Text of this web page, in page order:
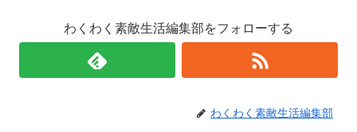
わくわく素敵生活編集部をフォローする
わくわく素敵生活編集部